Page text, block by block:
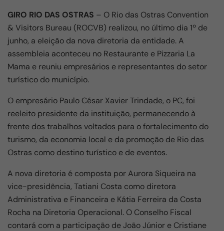
GIRO RIO DAS OSTRAS – O Rio das Ostras Convention
& Visitors Bureau (ROCVB) realizou, no último dia 1º de
junho, a eleição da nova diretoria da entidade. A
assembleia aconteceu no Restaurante e Pizzaria La
Mama e reuniu empresários e representantes do setor
turístico do município.
O empresário Paulo César Xavier Trindade, o PC, foi
reeleito presidente da instituição, permanecendo à
frente dos trabalhos voltados para o fortalecimento do
turismo, da economia local e da promoção de Rio das
Ostras como destino turístico e de eventos.
A nova diretoria é composta por Aurora Siqueira na
vice-presidência, Tatiani Costa como diretora
Administrativa e Financeira e Kátia Ferreira da Costa
Rocha na Diretoria Operacional. O Conselho Fiscal
contará com a participação de João Júnior e Cristiane